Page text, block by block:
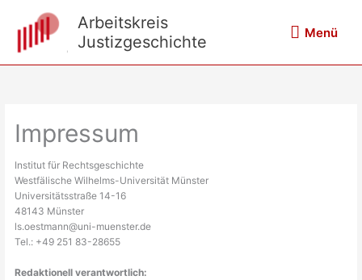
Arbeitskreis
Justizgeschichte
Menü
Menü
Impressum
Institut für Rechtsgeschichte
Westfälische Wilhelms-Universität Münster
Universitätsstraße 14-16
48143 Münster
ls.oestmann@uni-muenster.de
Tel.: +49 251 83-28655
Redaktionell verantwortlich: